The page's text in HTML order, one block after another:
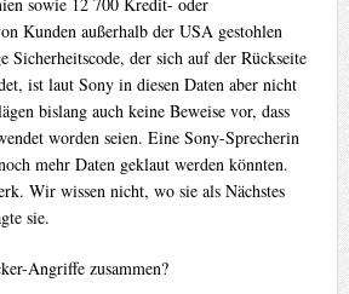
Kunden außerhalb der USA gestohlen
Sicherheitscode, der sich auf der Rückseite
ist laut Sony in diesen Daten aber nicht
bislang auch keine Beweise vor, dass
worden seien. Eine Sony-Sprecherin
mehr Daten geklaut werden könnten.
Wir wissen nicht, wo sie als Nächstes
sie.
Angriffe zusammen?